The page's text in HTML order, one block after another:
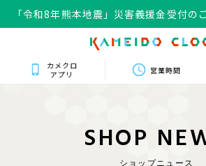
「令和8年熊本地震」災害義援金受付の
カメクロ
アプリ
営業時間
SHOP NE